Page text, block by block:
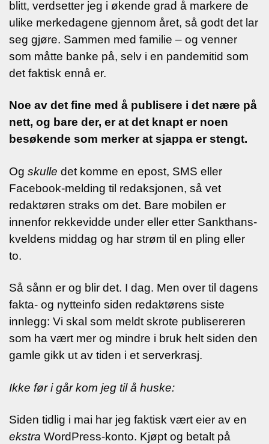
blitt, verdsetter jeg i økende grad å markere de
ulike merkedagene gjennom året, så godt det lar
seg gjøre. Sammen med familie – og venner
som måtte banke på, selv i en pandemitid som
det faktisk ennå er.
Noe av det fine med å publisere i det nære på
nett, og bare der, er at det knapt er noen
besøkende som merker at sjappa er stengt.
Og skulle det komme en epost, SMS eller
Facebook-melding til redaksjonen, så vet
redaktøren straks om det. Bare mobilen er
innenfor rekkevidde under eller etter Sankthans-
kveldens middag og har strøm til en pling eller
to.
Så sånn er og blir det. I dag. Men over til dagens
fakta- og nytteinfo siden redaktørens siste
innlegg: Vi skal som meldt skrote publisereren
som ha vært mer og mindre i bruk helt siden den
gamle gikk ut av tiden i et serverkrasj.
Ikke før i går kom jeg til å huske:
Siden tidlig i mai har jeg faktisk vært eier av en
ekstra WordPress-konto. Kjøpt og betalt på